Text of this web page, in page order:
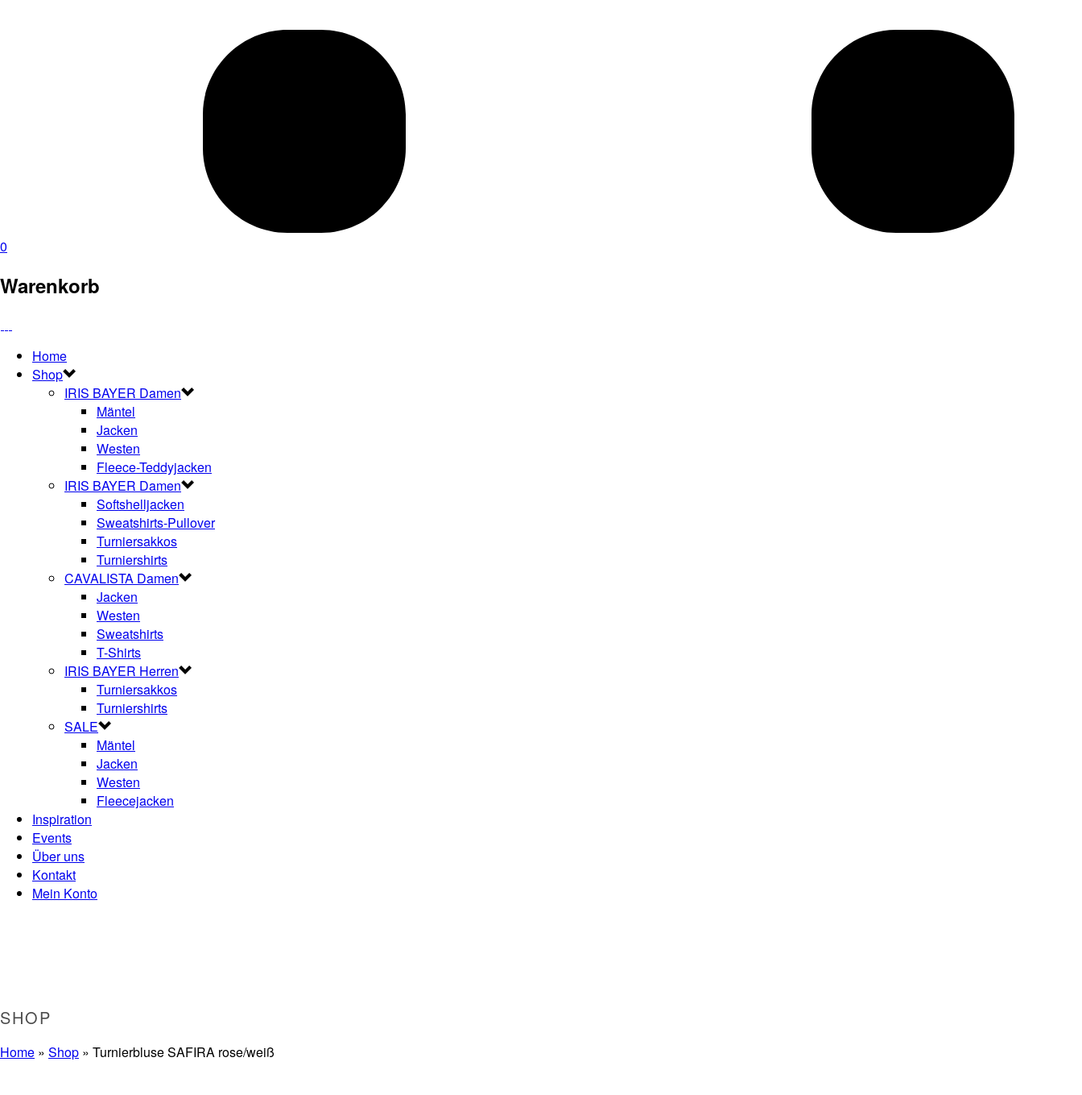
0
Warenkorb
Home
Shop
IRIS BAYER Damen
Mäntel
Jacken
Westen
Fleece-Teddyjacken
IRIS BAYER Damen
Softshelljacken
Sweatshirts-Pullover
Turniersakkos
Turniershirts
CAVALISTA Damen
Jacken
Westen
Sweatshirts
T-Shirts
IRIS BAYER Herren
Turniersakkos
Turniershirts
SALE
Mäntel
Jacken
Westen
Fleecejacken
Inspiration
Events
Über uns
Kontakt
Mein Konto
SHOP
Home » Shop » Turnierbluse SAFIRA rose/weiß